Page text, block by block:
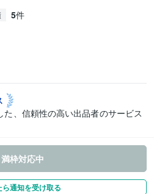
5件
、信頼性の高い出品者のサービス
満枠対応中
通知を受け取る